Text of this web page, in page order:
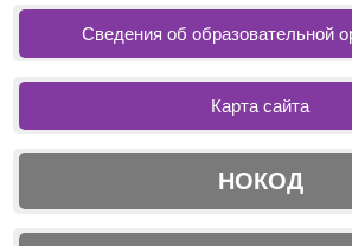
Сведения об образовательной
Карта сайта
НОКОД